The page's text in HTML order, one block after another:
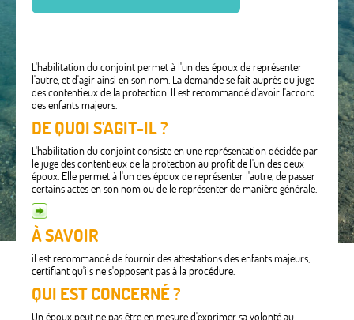
L'habilitation du conjoint permet à l'un des époux de représenter
l'autre, et d'agir ainsi en son nom. La demande se fait auprès du juge
des contentieux de la protection. Il est recommandé d'avoir l'accord
des enfants majeurs.
DE QUOI S'AGIT-IL ?
L'habilitation du conjoint consiste en une représentation décidée par
le juge des contentieux de la protection au profit de l'un des deux
époux. Elle permet à l'un des époux de représenter l'autre, de passer
certains actes en son nom ou de le représenter de manière générale.
À SAVOIR
il est recommandé de fournir des attestations des enfants majeurs,
certifiant qu'ils ne s'opposent pas à la procédure.
QUI EST CONCERNÉ ?
Un époux peut ne pas être en mesure d'exprimer sa volonté au